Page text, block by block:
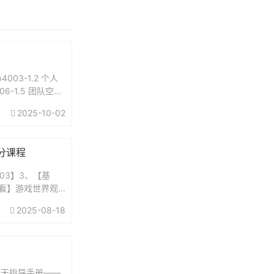
1.2 个人
1.5 团队空
2025-10-02
课程
】3、【基
】游戏世界观.
2025-08-18